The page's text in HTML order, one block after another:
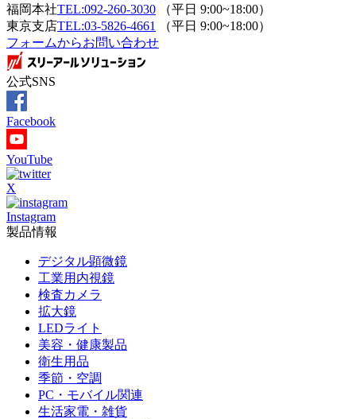
福岡本社TEL:092-260-3030 （平日 9:00~18:00）
東京支店TEL:03-5826-4661
（平日 9:00~18:00）
フォームからお問い合わせ
公式SNS
Facebook
YouTube
X
Instagram
製品情報
デジタル顕微鏡
工業用内視鏡
検査カメラ
拡大鏡
LEDライト
美容・健康製品
衛生用品
季節・空調
PC・モバイル関連
生活家電・雑貨